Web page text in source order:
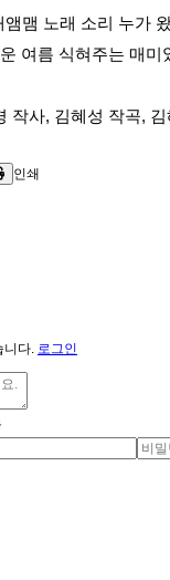
앰맴 노래 소리 누가
여름 식혀주는 매미
작사, 김혜성 작곡,
인쇄
니다. 로그인